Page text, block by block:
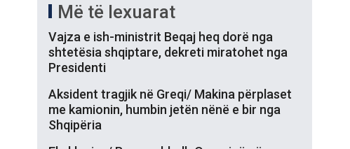
Më të lexuarat
Vajza e ish-ministrit Beqaj heq dorë nga
shtetësia shqiptare, dekreti miratohet nga
Presidenti
Aksident tragjik në Greqi/ Makina përplaset
me kamionin, humbin jetën nënë e bir nga
Shqipëria